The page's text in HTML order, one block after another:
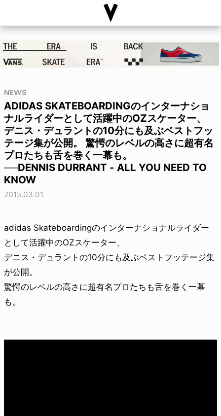
NEWS
ADIDAS SKATEBOARDINGのインターナショ
ナルライダーとして活躍中のOZスケーター、
デニス・デュラントの10分にも及ぶベストフッ
テージ集が公開。 驚愕のレベルの高さに超有名
プロたちも舌を巻く一幕も。
──DENNIS DURRANT - ALL YOU NEED TO
KNOW
2015.03.01
adidas Skateboardingのインターナショナルライダー
として活躍中のOZスケーター、
デニス・デュラントの10分にも及ぶベストフッテージ集
が公開。
驚愕のレベルの高さに超有名プロたちも舌を巻く一幕
も。